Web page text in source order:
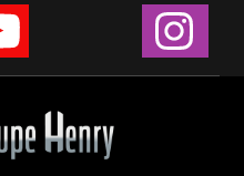
YouTube